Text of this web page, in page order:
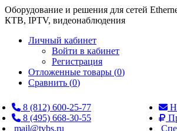
Оборудование и решения для сетей
КТВ, IPTV, видеонаблюдения
Личный кабинет
Войти в кабинет
Регистрация
Отложенные товары (0)
Сравнить (0)
8 (812) 600-25-77
8 (495) 668-30-55
mail@tvbs.ru